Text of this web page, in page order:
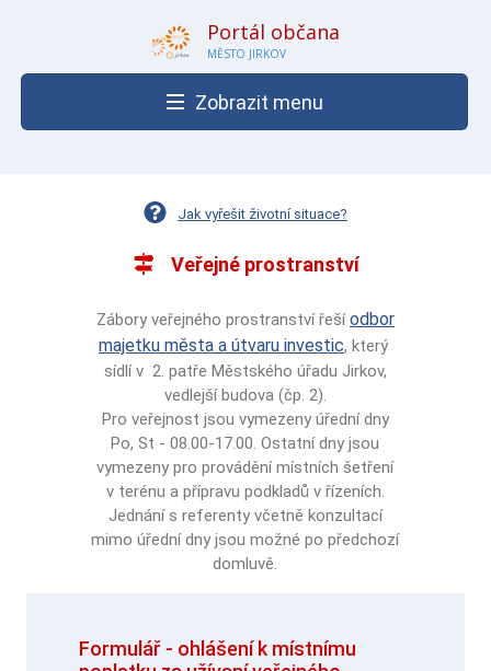
Portál občana
MĚSTO JIRKOV
Zobrazit menu
Jak vyřešit životní situace?
Veřejné prostranství
Zábory veřejného prostranství řešíodbor
majetku města a útvaru investic, který
sídlí v 2. patře Městského úřadu Jirkov,
vedlejší budova (čp. 2).
Pro veřejnost jsou vymezeny úřední dny
Po, St - 08.00-17.00. Ostatní dny jsou
vymezeny pro provádění místních šetření
v terénu a přípravu podkladů v řízeních.
Jednání s referenty včetně konzultací
mimo úřední dny jsou možné po předchozí
domluvě.
Formulář - ohlášení k místnímu